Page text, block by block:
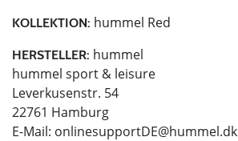
KOLLEKTION: hummel Red
HERSTELLER: hummel
hummel sport & leisure
Leverkusenstr. 54
22761 Hamburg
E-Mail: onlinesupportDE@hummel.dk